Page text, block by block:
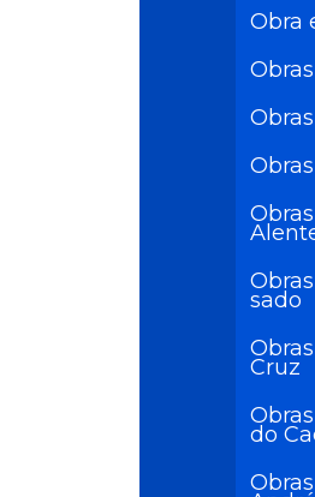
Obra
sado
Cruz
do